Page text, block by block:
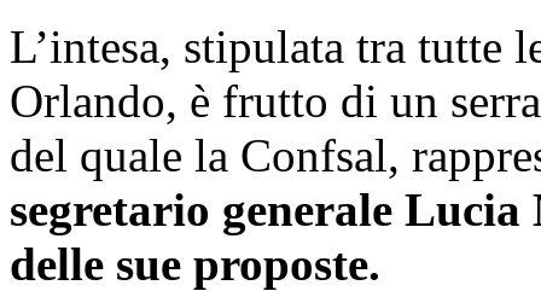
L’intesa, stipulata tra
Orlando, è frutto di un
del quale la Confsal,
segretario generale Lucia
delle sue proposte.